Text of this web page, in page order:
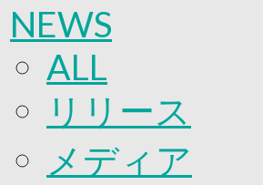
練習見学時のファンサービスに
TICKET
奈良クラブ明治安田J3リーグ
奈良クラブ明治安田Ｊ3リーグ
FANCOMMUNITY
2026/27ファンコミュニティ
サポートショップ
GOODS
NEWS
ALL
リリース
メディア